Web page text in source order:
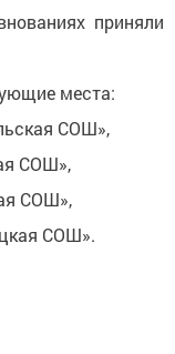
приняли
места:
СОШ»,
СОШ»,
СОШ»,
СОШ».